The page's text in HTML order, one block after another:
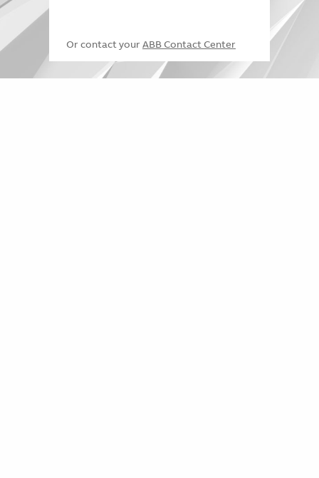
Or contact your ABB Contact Center